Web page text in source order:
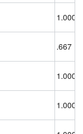
1.000
.667
1.000
1.000